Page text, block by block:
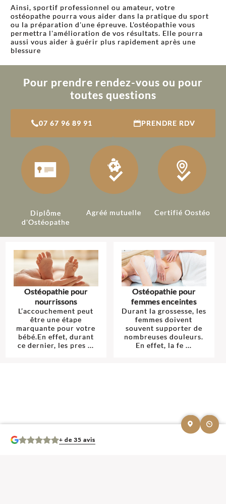
Ainsi, sportif professionnel ou amateur, votre
ostéopathe pourra vous aider dans la pratique du sport
ou la préparation d'une épreuve. L'ostéopathie vous
permettra l'amélioration de vos résultats. Elle pourra
aussi vous aider à guérir plus rapidement après une
blessure
Pour prendre rendez-vous ou pour
toutes questions
07 67 96 89 91 PRENDRE RDV
Diplôme
d'Ostéopathe
Agréé mutuelle Certifié Oostéo
Ostéopathie pour
nourrissons
L’accouchement peut
être une étape
marquante pour votre
bébé.En effet, durant
ce dernier, les pres ...
Ostéopathie pour
femmes enceintes
Durant la grossesse, les
femmes doivent
souvent supporter de
nombreuses douleurs.
En effet, la fe ...
+ de 35 avis